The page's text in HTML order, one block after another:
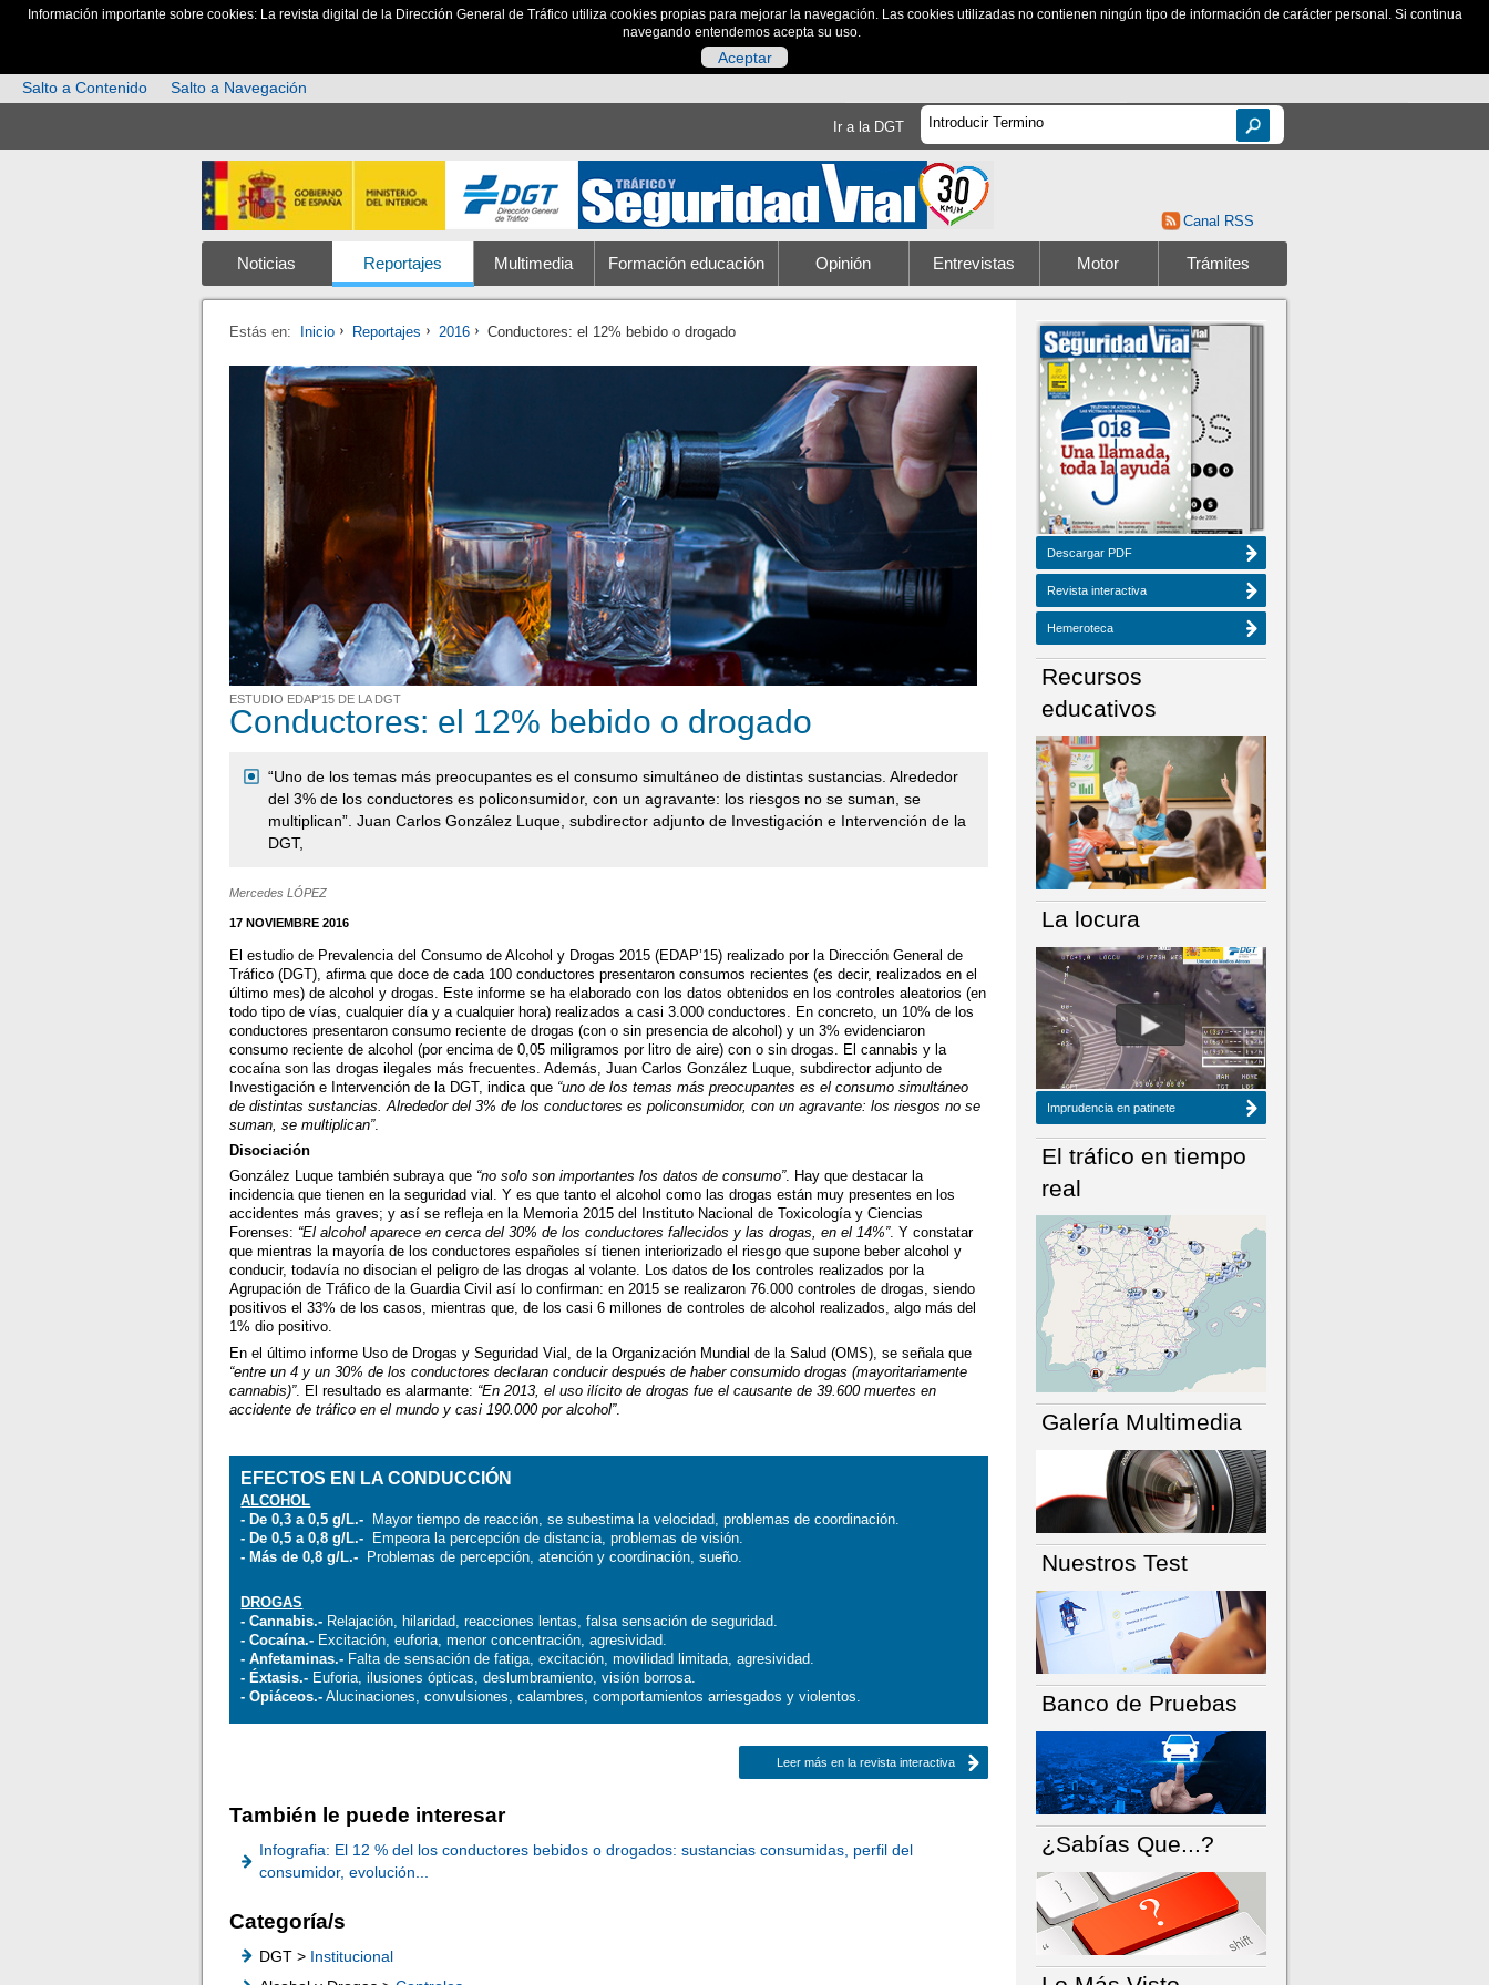
Información importante sobre cookies: La revista digital de la Dirección General de Tráfico utiliza cookies propias para mejorar la navegación. Las cookies utilizadas no contienen ningún tipo de información de carácter personal. Si continua
navegando entendemos acepta su uso.
Aceptar
Salto a Contenido
Salto a Navegación
Ir a la DGT
Canal RSS
Noticias Reportajes Multimedia Formación educación Opinión Entrevistas Motor Trámites
Estás en: Inicio Reportajes 2016 Conductores: el 12% bebido o drogado
ESTUDIO EDAP'15 DE LA DGT
Conductores: el 12% bebido o drogado
“Uno de los temas más preocupantes es el consumo simultáneo de distintas sustancias. Alrededor
del 3% de los conductores es policonsumidor, con un agravante: los riesgos no se suman, se
multiplican”. Juan Carlos González Luque, subdirector adjunto de Investigación e Intervención de la
DGT,
Mercedes LÓPEZ
17 NOVIEMBRE 2016
El estudio de Prevalencia del Consumo de Alcohol y Drogas 2015 (EDAP’15) realizado por la Dirección General de
Tráfico (DGT), afirma que doce de cada 100 conductores presentaron consumos recientes (es decir, realizados en el
último mes) de alcohol y drogas. Este informe se ha elaborado con los datos obtenidos en los controles aleatorios (en
todo tipo de vías, cualquier día y a cualquier hora) realizados a casi 3.000 conductores. En concreto, un 10% de los
conductores presentaron consumo reciente de drogas (con o sin presencia de alcohol) y un 3% evidenciaron
consumo reciente de alcohol (por encima de 0,05 miligramos por litro de aire) con o sin drogas. El cannabis y la
cocaína son las drogas ilegales más frecuentes. Además, Juan Carlos González Luque, subdirector adjunto de
Investigación e Intervención de la DGT, indica que “uno de los temas más preocupantes es el consumo simultáneo
de distintas sustancias. Alrededor del 3% de los conductores es policonsumidor, con un agravante: los riesgos no se
suman, se multiplican”.
Disociación
González Luque también subraya que “no solo son importantes los datos de consumo”. Hay que destacar la
incidencia que tienen en la seguridad vial. Y es que tanto el alcohol como las drogas están muy presentes en los
accidentes más graves; y así se refleja en la Memoria 2015 del Instituto Nacional de Toxicología y Ciencias
Forenses: “El alcohol aparece en cerca del 30% de los conductores fallecidos y las drogas, en el 14%”. Y constatar
que mientras la mayoría de los conductores españoles sí tienen interiorizado el riesgo que supone beber alcohol y
conducir, todavía no disocian el peligro de las drogas al volante. Los datos de los controles realizados por la
Agrupación de Tráfico de la Guardia Civil así lo confirman: en 2015 se realizaron 76.000 controles de drogas, siendo
positivos el 33% de los casos, mientras que, de los casi 6 millones de controles de alcohol realizados, algo más del
1% dio positivo.
En el último informe Uso de Drogas y Seguridad Vial, de la Organización Mundial de la Salud (OMS), se señala que
“entre un 4 y un 30% de los conductores declaran conducir después de haber consumido drogas (mayoritariamente
cannabis)”. El resultado es alarmante: “En 2013, el uso ilícito de drogas fue el causante de 39.600 muertes en
accidente de tráfico en el mundo y casi 190.000 por alcohol”.
EFECTOS EN LA CONDUCCIÓN
ALCOHOL
- De 0,3 a 0,5 g/L.-
Mayor tiempo de reacción, se subestima la velocidad, problemas de coordinación.
- De 0,5 a 0,8 g/L.-
Empeora la percepción de distancia, problemas de visión.
- Más de 0,8 g/L.-
Problemas de percepción, atención y coordinación, sueño.
DROGAS
- Cannabis.- Relajación, hilaridad, reacciones lentas, falsa sensación de seguridad.
- Cocaína.- Excitación, euforia, menor concentración, agresividad.
- Anfetaminas.- Falta de sensación de fatiga, excitación, movilidad limitada, agresividad.
- Éxtasis.- Euforia, ilusiones ópticas, deslumbramiento, visión borrosa.
- Opiáceos.- Alucinaciones, convulsiones, calambres, comportamientos arriesgados y violentos.
Leer más en la revista interactiva
También le puede interesar
Infografia: El 12 % del los conductores bebidos o drogados: sustancias consumidas, perfil del
consumidor, evolución...
Categoría/s
DGT > Institucional
NÚMERO ACTUAL HEMEROTECA
Descargar PDF
Revista interactiva
Hemeroteca
Recursos
educativos
La locura
Imprudencia en patinete
El tráfico en tiempo
real
Galería Multimedia
Nuestros Test
Banco de Pruebas
¿Sabías Que...?